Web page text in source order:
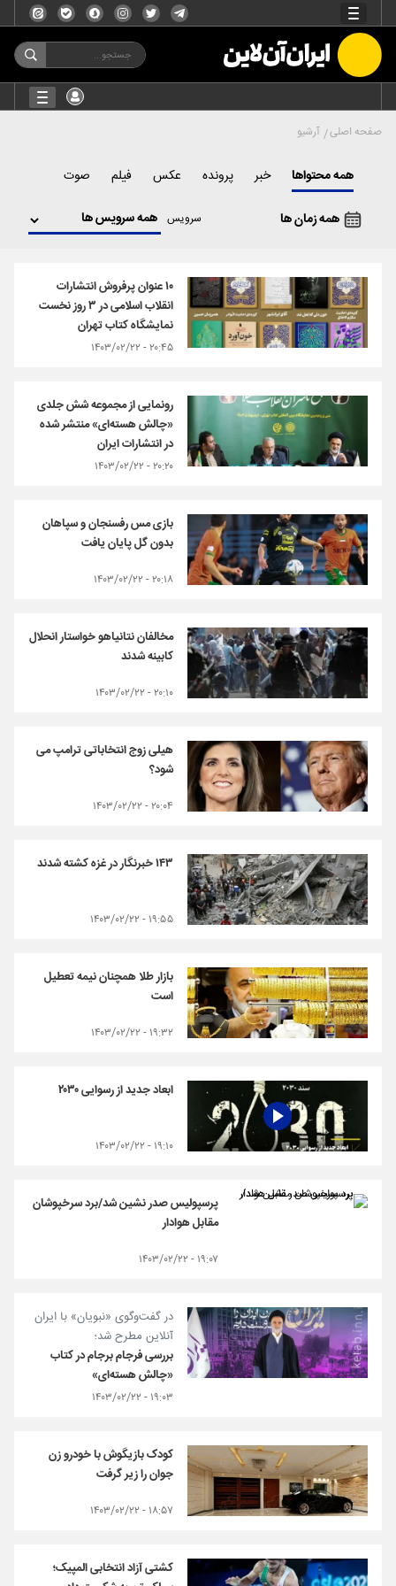
صفحه اصلی آرشیو
همه محتواها خبر پرونده عکس فیلم صوت
همه زمان ها سرویس
۱۰ عنوان پرفروش انتشارات
انقلاب اسلامی در ۳ روز نخست
نمایشگاه کتاب تهران
۲۰:۴۵ - ۱۴۰۳/۰۲/۲۲
رونمایی از مجموعه شش جلدی
«چالش هسته‌ای» منتشر شده
در انتشارات ایران
۲۰:۲۰ - ۱۴۰۳/۰۲/۲۲
بازی مس رفسنجان و سپاهان
بدون گل پایان یافت
۲۰:۱۸ - ۱۴۰۳/۰۲/۲۲
مخالفان نتانیاهو خواستار انحلال
کابینه شدند
۲۰:۱۰ - ۱۴۰۳/۰۲/۲۲
هیلی زوج انتخاباتی ترامپ می
شود؟
۲۰:۰۴ - ۱۴۰۳/۰۲/۲۲
۱۴۳ خبرنگار در غزه کشته شدند
۱۹:۵۵ - ۱۴۰۳/۰۲/۲۲
بازار طلا همچنان نیمه تعطیل
است
۱۹:۳۲ - ۱۴۰۳/۰۲/۲۲
ابعاد جدید از رسوایی ۲۰۳۰
۱۹:۱۰ - ۱۴۰۳/۰۲/۲۲
پرسپولیس صدر نشین شد/برد سرخپوشان
مقابل هوادار
۱۹:۰۷ - ۱۴۰۳/۰۲/۲۲
در گفت‌و‌گوی «نبویان» با ایران
آنلاین مطرح شد؛
بررسی فرجام برجام در کتاب
«چالش هسته‌ای»
۱۹:۰۳ - ۱۴۰۳/۰۲/۲۲
کودک بازیگوش با خودرو زن
جوان را زیر گرفت
۱۸:۵۷ - ۱۴۰۳/۰۲/۲۲
کشتی آزاد انتخابی المپیک؛